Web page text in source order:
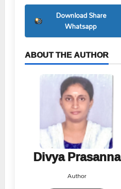
Download Share
Whatsapp
ABOUT THE AUTHOR
Divya Prasanna
Author